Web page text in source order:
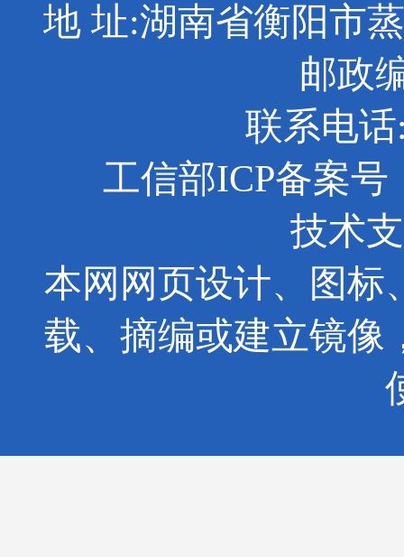
地 址:湖南省衡阳市
邮政
联系电话
工信部ICP备案号
技术
本网网页设计、图标
载、摘编或建立镜像